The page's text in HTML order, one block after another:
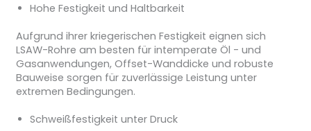
Hohe Festigkeit und Haltbarkeit
Aufgrund ihrer kriegerischen Festigkeit eignen sich
LSAW-Rohre am besten für intemperate Öl - und
Gasanwendungen, Offset-Wanddicke und robuste
Bauweise sorgen für zuverlässige Leistung unter
extremen Bedingungen.
Schweißfestigkeit unter Druck